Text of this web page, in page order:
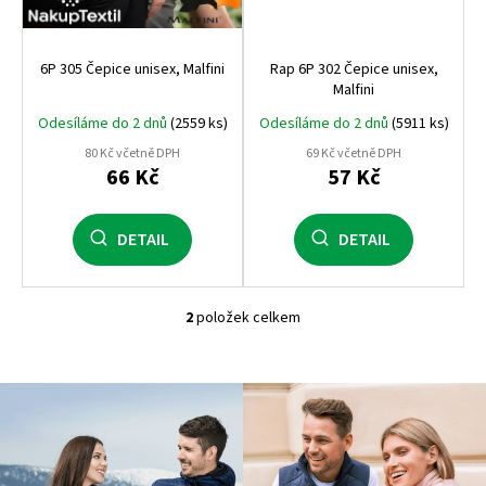
ů
6P 305 Čepice unisex, Malfini
Odesíláme do 2 dnů (2559 ks)
80 Kč včetně DPH
66 Kč
DETAIL
Rap 6P 302 Čepice unisex,
Malfini
Odesíláme do 2 dnů (5911 ks)
69 Kč včetně DPH
57 Kč
DETAIL
O
l
á
a
c
2položek celkem